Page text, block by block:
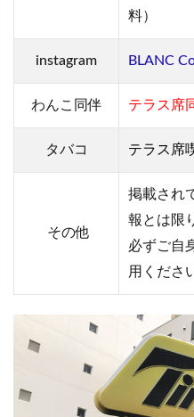
料）
instagram BLANC
わんこ同伴 テラス席
タバコ テラス席
その他
掲載され
報とは限
必ずご自
用くださ